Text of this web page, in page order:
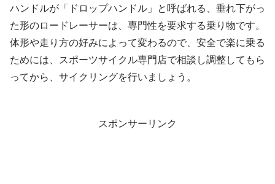
ハンドルが「ドロップハンドル」と呼ばれる、垂れ下がっ
た形のロードレーサーは、専門性を要求する乗り物です。
体形や走り方の好みによって変わるので、安全で楽に乗る
ためには、スポーツサイクル専門店で相談し調整してもら
ってから、サイクリングを行いましょう。
スポンサーリンク